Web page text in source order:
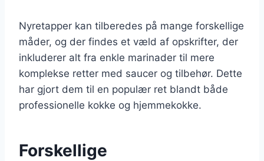
Nyretapper kan tilberedes på mange forskellige
måder, og der findes et væld af opskrifter, der
inkluderer alt fra enkle marinader til mere
komplekse retter med saucer og tilbehør. Dette
har gjort dem til en populær ret blandt både
professionelle kokke og hjemmekokke.
Forskellige